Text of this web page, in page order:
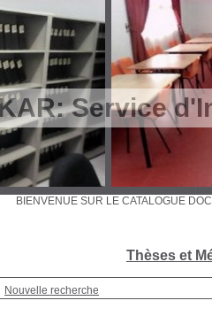
Service
Thèses et
Nouvelle recherche
BIENVENUE SUR LE CATALOGUE